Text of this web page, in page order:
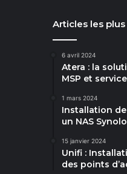
Articles les
6 avril 2024
Atera : la
MSP et
1 mars 2024
Installation
un NAS
15 janvier 2024
Unifi :
des points